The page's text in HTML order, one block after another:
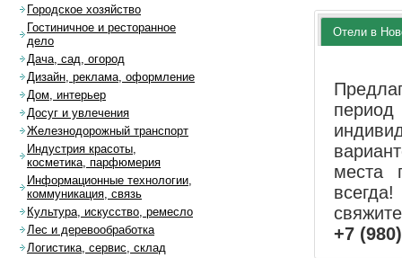
Отели в
места
+7
Городское хозяйство
Гостиничное и ресторанное
дело
Дача, сад, огород
Дизайн, реклама, оформление
Дом, интерьер
Досуг и увлечения
Железнодорожный транспорт
Индустрия красоты,
косметика, парфюмерия
Информационные технологии,
коммуникация, связь
Культура, искусство, ремесло
Лес и деревообработка
Логистика, сервис, склад